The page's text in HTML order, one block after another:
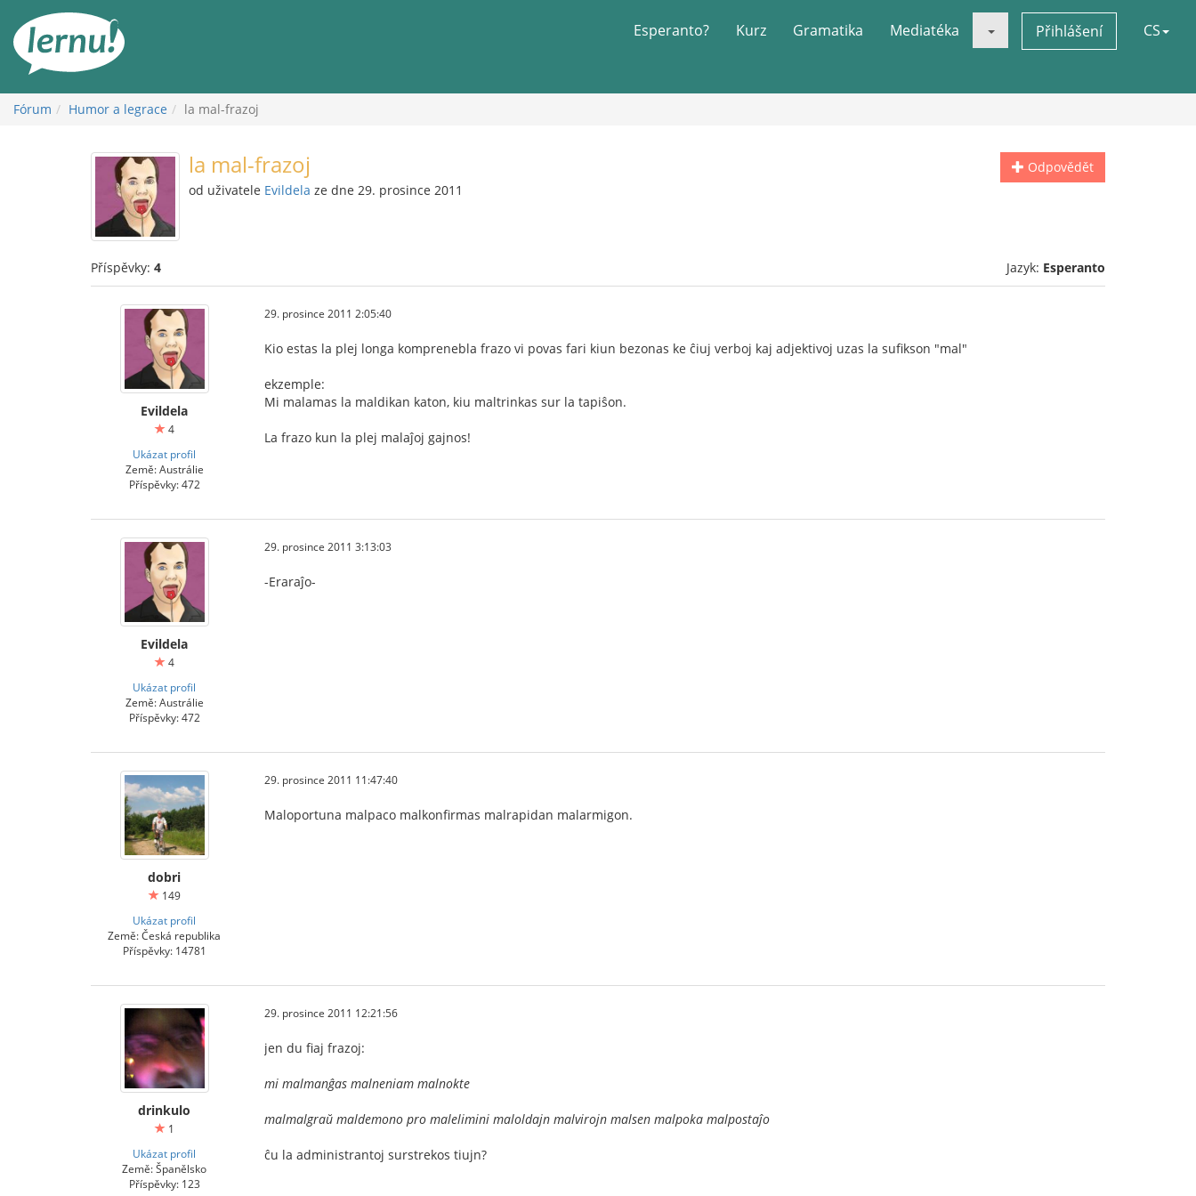
obsahu
Esperanto? Kurz Gramatika Mediatéka Přihlášení CS
Fórum Humor a legrace la mal-frazoj
Odpovědět
la mal-frazoj
od uživatele Evildela ze dne 29. prosince 2011
Příspěvky: 4 Jazyk: Esperanto
Evildela
4
Ukázat profil
Země: Austrálie
Příspěvky: 472
29. prosince 2011 2:05:40
Kio estas la plej longa komprenebla frazo vi povas fari kiun bezonas ke ĉiuj verboj kaj adjektivoj uzas la sufikson "mal"
ekzemple:
Mi malamas la maldikan katon, kiu maltrinkas sur la tapiŝon.
La frazo kun la plej malaĵoj gajnos!
Evildela
4
Ukázat profil
Země: Austrálie
Příspěvky: 472
29. prosince 2011 3:13:03
-Eraraĵo-
dobri
149
Ukázat profil
Země: Česká republika
Příspěvky: 14781
29. prosince 2011 11:47:40
Maloportuna malpaco malkonfirmas malrapidan malarmigon.
drinkulo
1
Ukázat profil
Země: Španělsko
Příspěvky: 123
29. prosince 2011 12:21:56
jen du fiaj frazoj:
mi malmanĝas malneniam malnokte
malmalgraŭ maldemono pro malelimini maloldajn malvirojn malsen malpoka malpostaĵo
ĉu la administrantoj surstrekos tiujn?